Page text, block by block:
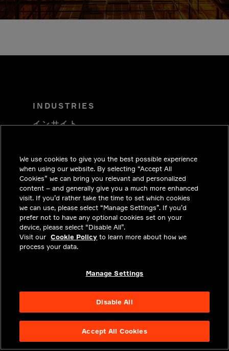
INDUSTRIES
インサイト
採用情報
投資家向けお知らせ
ニュースルーム
お問い合わせ
プライバシー
法令順守
We use cookies to give you the best possible experience
when using our website. By selecting “Accept All
Cookies” we can bring you relevant and personalized
content – and generally give you a much more enhanced
visit. If you’d rather take the time to set which cookies
we can use, please select “Manage Settings”. If you’d
prefer not to have any optional cookies set on your
device, please select “Disable All”.
Visit our Cookie Policy to learn more about how we
process your data.
Manage Settings
Disable All
Accept All Cookies